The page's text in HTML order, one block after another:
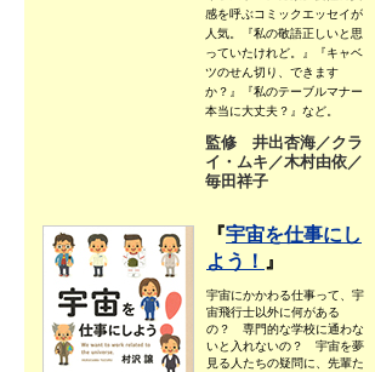
感を呼ぶコミックエッセイが
人気。『私の敬語正しいと思
っていたけれど。』『キャベ
ツのせん切り、できます
か？』『私のテーブルマナー
本当に大丈夫？』など。
監修 井出杏海／クラ
イ・ムキ／木村由依／
毎田祥子
『宇宙を仕事にし
よう！ 』
宇宙にかかわる仕事って、宇
宙飛行士以外に何がある
の？ 専門的な学校に通わな
いと入れないの？ 宇宙を夢
見る人たちの疑問に、先輩た